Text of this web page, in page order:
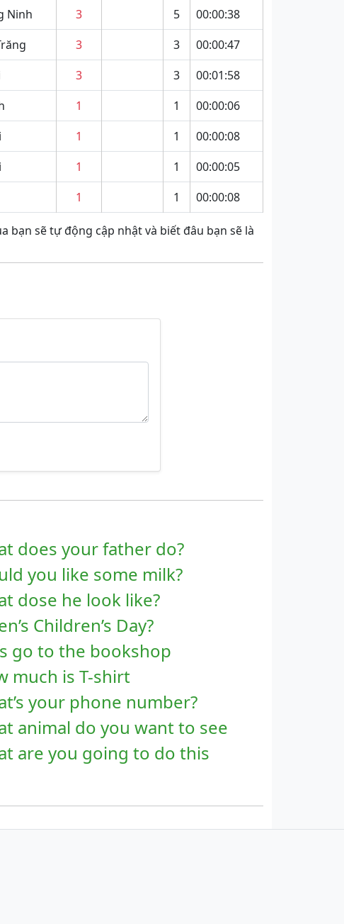
Ninh 3 5
00:00:38
3 3
00:00:47
3 3
00:01:58
1 1
00:00:06
1 1
00:00:08
1 1
00:00:05
1 1 00:00:08
bạn sẽ tự động cập nhật và biết đâu bạn sẽ là
does your father do?
you like some milk?
dose he look like?
Children’s Day?
go to the bookshop
much is T-shirt
your phone number?
animal do you want to see
are you going to do this